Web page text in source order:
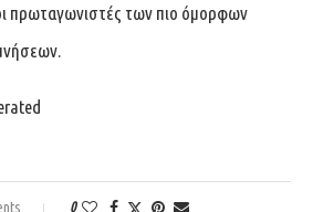
πρωταγωνιστές των πιο όμορφων
0